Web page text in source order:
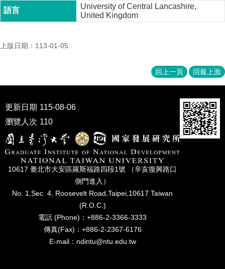
研
家
刊
試
專
學
University of Central Lancashire,
United Kingdom
上版日期：113-01-05
回上一頁 回最上面
更新日期 115-08-06
瀏覽人次 110
10617 臺北市⼤安區羅斯福路四段1號 （辛亥復興路⼝
側⾨進入）
No. 1,Sec. 4, Roosevelt Road,Taipei,10617 Taiwan
(R.O.C.)
電話 (Phone)：+886-2-3366-3333
傳真(Fax)：+886-2-2367-6176
E-mail：ndintu@ntu.edu.tw